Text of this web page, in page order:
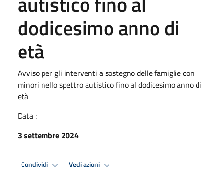
dodicesimo anno di
età
Avviso per gli interventi a sostegno delle famiglie con
minori nello spettro autistico fino al dodicesimo anno di
età
Data :
3 settembre 2024
Condividi Vedi azioni